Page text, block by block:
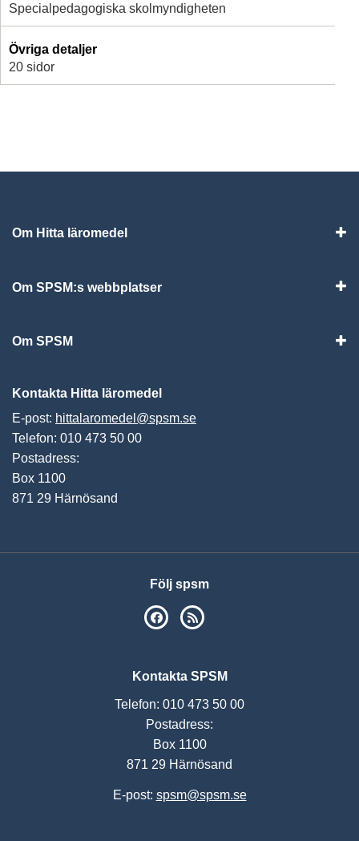
Specialpedagogiska skolmyndigheten
Övriga detaljer
20 sidor
Om Hitta läromedel
Om SPSM:s webbplatser
Om SPSM
Kontakta Hitta läromedel
E-post: hittalaromedel@spsm.se
Telefon: 010 473 50 00
Postadress:
Box 1100
871 29 Härnösand
Följ spsm
SPSM på Facebook
Kontakta SPSM
Telefon: 010 473 50 00
Postadress:
Box 1100
871 29 Härnösand
E-post: spsm@spsm.se